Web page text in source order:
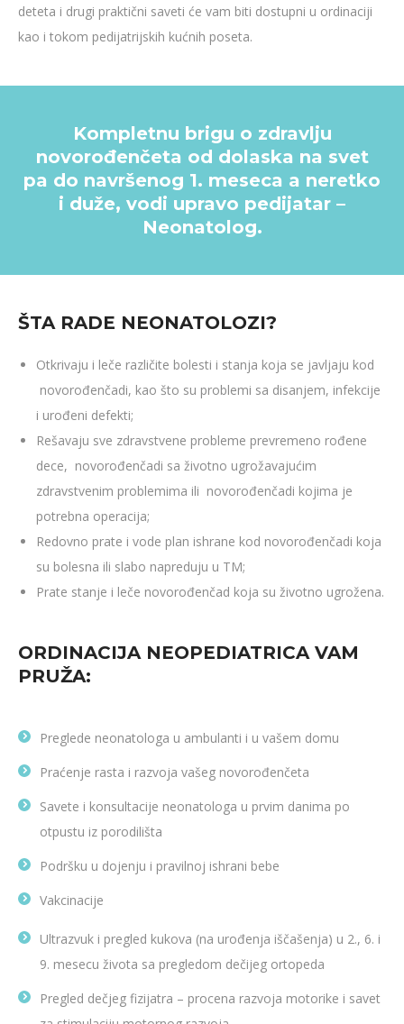
deteta i drugi praktični saveti će vam biti dostupni u ordinaciji
kao i tokom pedijatrijskih kućnih poseta.
Kompletnu brigu o zdravlju
novorođenčeta od dolaska na svet
pa do navršenog 1. meseca a neretko
i duže, vodi upravo pedijatar –
Neonatolog.
ŠTA RADE NEONATOLOZI?
Otkrivaju i leče različite bolesti i stanja koja se javljaju kod
novorođenčadi, kao što su problemi sa disanjem, infekcije
i urođeni defekti;
Rešavaju sve zdravstvene probleme prevremeno rođene
dece, novorođenčadi sa životno ugrožavajućim
zdravstvenim problemima ili novorođenčadi kojima je
potrebna operacija;
Redovno prate i vode plan ishrane kod novorođenčadi koja
su bolesna ili slabo napreduju u TM;
Prate stanje i leče novorođenčad koja su životno ugrožena.
ORDINACIJA NEOPEDIATRICA VAM
PRUŽA:
Preglede neonatologa u ambulanti i u vašem domu
Praćenje rasta i razvoja vašeg novorođenčeta
Savete i konsultacije neonatologa u prvim danima po
otpustu iz porodilišta
Podršku u dojenju i pravilnoj ishrani bebe
Vakcinacije
Ultrazvuk i pregled kukova (na urođenja iščašenja) u 2., 6. i
9. mesecu života sa pregledom dečijeg ortopeda
Pregled dečjeg fizijatra – procena razvoja motorike i savet